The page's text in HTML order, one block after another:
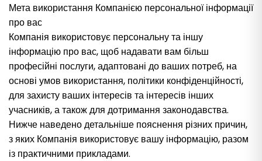
Мета використання Компанією персональної інформації
про вас
Компанія використовує персональну та іншу
інформацію про вас, щоб надавати вам більш
професійні послуги, адаптовані до ваших потреб, на
основі умов використання, політики конфіденційності,
для захисту ваших інтересів та інтересів інших
учасників, а також для дотримання законодавства.
Нижче наведено детальніше пояснення різних причин,
з яких Компанія використовує вашу інформацію, разом
із практичними прикладами.